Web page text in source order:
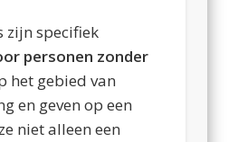
zijn specifiek
personen zonder
het gebied van
en geven op een
niet alleen een